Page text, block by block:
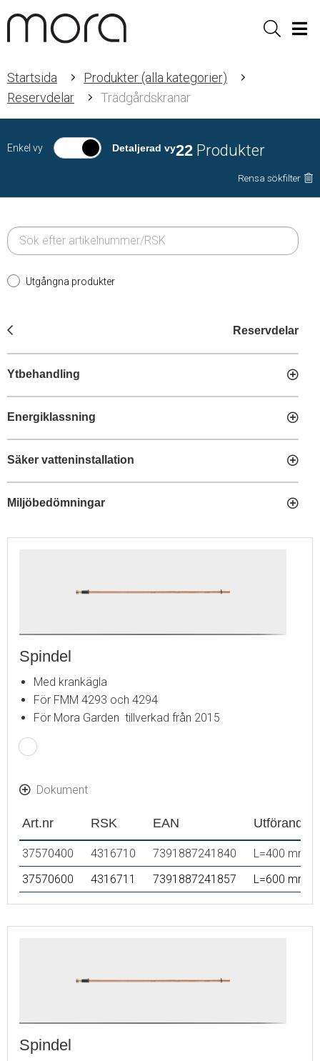
Sök
Startsida
Produkter (alla kategorier)
Reservdelar
Trädgårdskranar
Enkel vy Detaljerad vy22 Produkter
Rensa sökfilter
Utgångna produkter
Reservdelar
Ytbehandling
Energiklassning
Säker vatteninstallation
Miljöbedömningar
Spindel
Med krankägla
För FMM 4293 och 4294
För Mora Garden tillverkad från 2015
Dokument
Art.nr RSK EAN Utförande
37570400 4316710 7391887241840
L=400 mm
37570600
4316711 7391887241857 L=600 mm
Spindel